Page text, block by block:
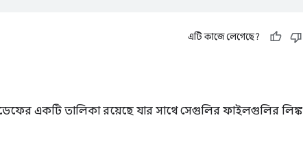
এটি কাজে লেগেছে?
একটি তালিকা রয়েছে যার সাথে সেগুলির ফাইলগুলির লিঙ্ক